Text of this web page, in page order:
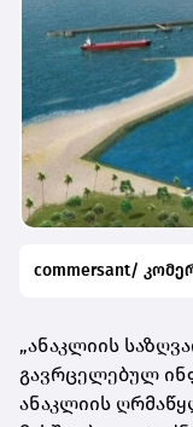
commersant/
„ანაკლიის
გავრცელებულ
ანაკლიის